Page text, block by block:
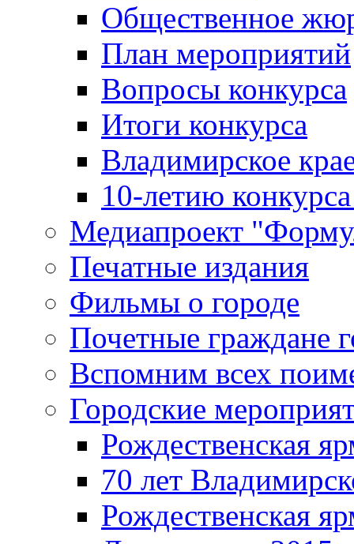
Общественное
План мероприятий
Вопросы конкурса
Итоги конкурса
Владимирское
10-летию
Медиапроект
Печатные издания
Фильмы о городе
Почетные граждане
Вспомним всех
Городские
Рождественская
70 лет
Рождественская